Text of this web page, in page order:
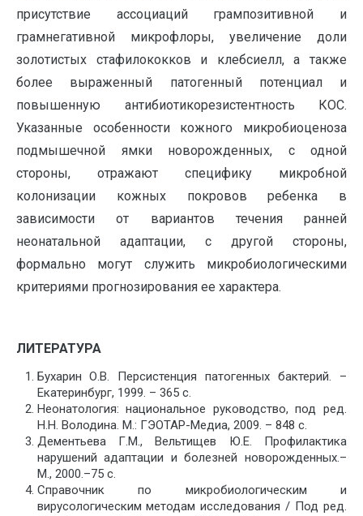
присутствие ассоциаций грампозитивной и
грамнегативной микрофлоры, увеличение доли
золотистых стафилококков и клебсиелл, а также
более выраженный патогенный потенциал и
повышенную антибиотикорезистентность КОС.
Указанные особенности кожного микробиоценоза
подмышечной ямки новорожденных, с одной
стороны, отражают специфику микробной
колонизации кожных покровов ребенка в
зависимости от вариантов течения ранней
неонатальной адаптации, с другой стороны,
формально могут служить микробиологическими
критериями прогнозирования ее характера.
ЛИТЕРАТУРА
Бухарин О.В. Персистенция патогенных бактерий. –
Екатеринбург, 1999. – 365 с.
Неонатология: национальное руководство, под ред.
Н.Н. Володина. М.: ГЭОТАР-Медиа, 2009. – 848 с.
Дементьева Г.М., Вельтищев Ю.Е. Профилактика
нарушений адаптации и болезней новорожденных.–
М., 2000.–75 с.
Справочник по микробиологическим и
вирусологическим методам исследования / Под ред.